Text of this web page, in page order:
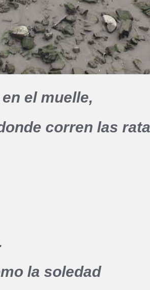
el muelle,
corren las
la soledad